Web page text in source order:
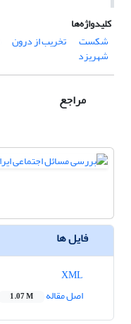
کلیدواژه‌ها
شکست
تخریب از درون
شهریزد
مراجع
فایل ها
اصل مقاله
1.07 M